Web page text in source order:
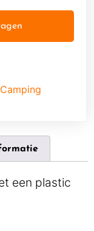
een plastic